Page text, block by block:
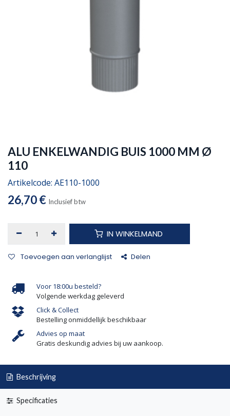
ALU ENKELWANDIG BUIS 1000 MM Ø
110
Artikelcode: AE110-1000
26,70€ Inclusief btw
IN WINKELMAND
Toevoegen aan verlanglijst Delen
Voor 18:00u besteld?
Volgende werkdag geleverd
Click & Collect
Bestelling onmiddellijk beschikbaar
Advies op maat
Gratis deskundig advies bij uw aankoop.
Beschrijving
Specificaties